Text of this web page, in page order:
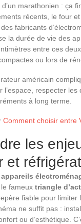
marathonien : ça
récents, le four
fabricants
la durée de vie des
entre ces
ou lors de
américain
l’espace, respecter
à long terme.
Comment choisir entre
les
et
appareils
fameux triangle
fiable pour
ne suffit pas :
ou d’esthétique.